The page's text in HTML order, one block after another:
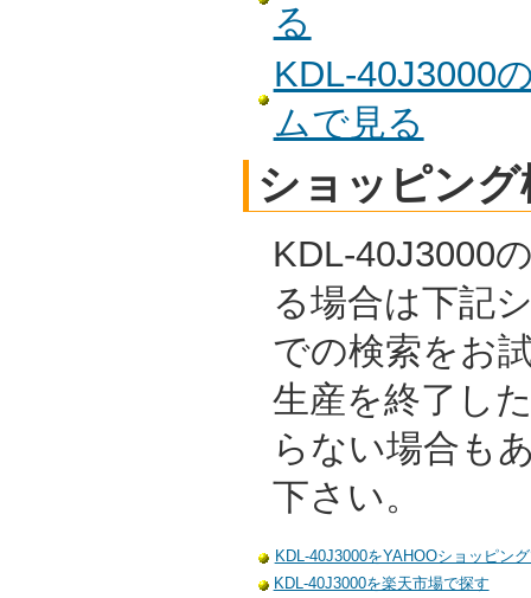
る
KDL-40J3000
ムで見る
ショッピング
KDL-40J3000
る場合は下記
での検索をお
生産を終了し
らない場合も
下さい。
KDL-40J3000をYAHOOショッピン
KDL-40J3000を楽天市場で探す